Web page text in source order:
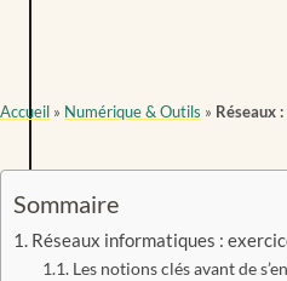
Accueil » Numérique & Outils » Réseaux
Sommaire
Réseaux informatiques :
Les notions clés avant de